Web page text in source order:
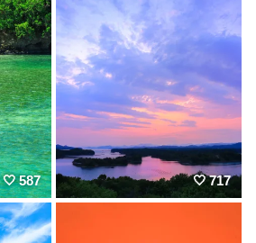
587 717